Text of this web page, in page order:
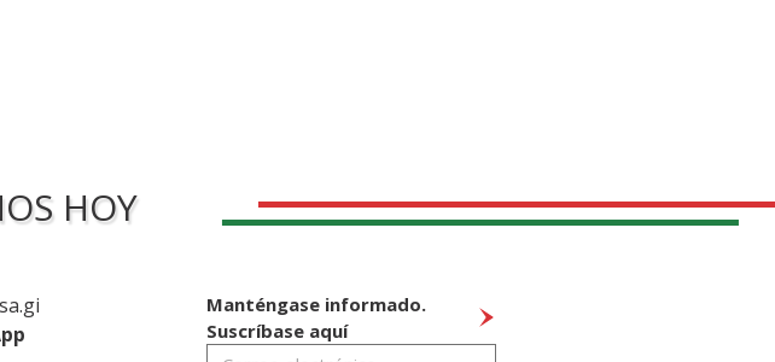
HOY
Manténgase informado.
Suscríbase aquí